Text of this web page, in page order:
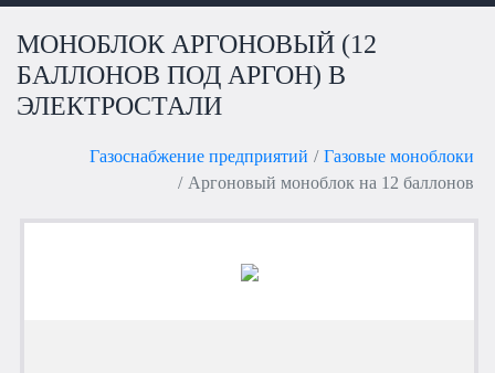
МОНОБЛОК АРГОНОВЫЙ (12
БАЛЛОНОВ ПОД АРГОН) В
ЭЛЕКТРОСТАЛИ
Газоснабжение предприятий
Газовые моноблоки
Аргоновый моноблок на 12 баллонов